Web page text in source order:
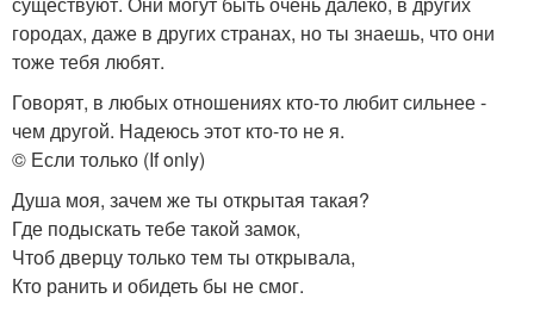
городах, даже в других странах, но ты знаешь, что они
тоже тебя любят.
Говорят, в любых отношениях кто-то любит сильнее -
чем другой. Надеюсь этот кто-то не я.
© Если только (If only)
Душа моя, зачем же ты открытая такая?
Где подыскать тебе такой замок,
Чтоб дверцу только тем ты открывала,
Кто ранить и обидеть бы не смог.